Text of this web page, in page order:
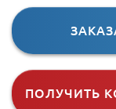
ПОЛУЧИТЬ